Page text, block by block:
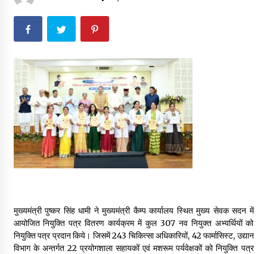
Thought Of The Day 17 May
Thought Of The Day 16 May
May 16, 2022
Thought Of The Day 14 May
May 14, 2022
May 13, 2022
Thought Of The Day 12 May
मुख्यमंत्री पुष्कर सिंह धामी ने मुख्यमंत्री कैम्प कार्यालय स्थित मुख्य सेवक सदन में
आयोजित नियुक्ति पत्र वितरण कार्यक्रम में कुल 307 नव नियुक्त अभ्यर्थियों को
नियुक्ति पत्र प्रदान किये। जिसमें 243 चिकित्सा अधिकारियों, 42 फार्मासिस्ट, उद्यान
विभाग के अन्तर्गत 22 प्रयोगशाला सहायकों एवं मशरूम पर्यवेक्षकों को नियुक्ति पत्र